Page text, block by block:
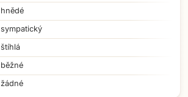
hnědé
sympatický
štíhlá
běžné
žádné